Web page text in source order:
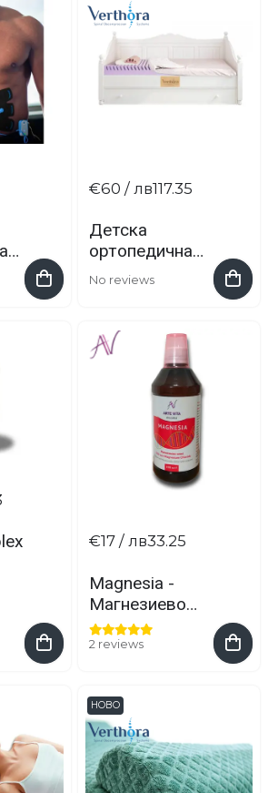
Детска
ортопедична
възглавница –
No reviews
€60 / лв117.35
Magnesia -
Магнезиево
олио за мазане
500 мл
2 reviews
€17 / лв33.25
НОВО